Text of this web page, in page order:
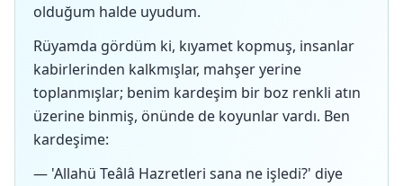
olduğum halde uyudum.
Rüyamda gördüm ki, kıyamet kopmuş, insanlar
kabirlerinden kalkmışlar, mahşer yerine
toplanmışlar; benim kardeşim bir boz renkli atın
üzerine binmiş, önünde de koyunlar vardı. Ben
kardeşime:
— 'Allahü Teâlâ Hazretleri sana ne işledi?' diye